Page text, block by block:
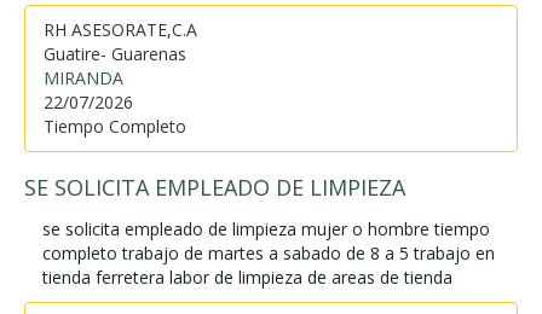
RH ASESORATE,C.A
Guatire- Guarenas
MIRANDA
22/07/2026
Tiempo Completo
SE SOLICITA EMPLEADO DE LIMPIEZA
se solicita empleado de limpieza mujer o hombre tiempo
completo trabajo de martes a sabado de 8 a 5 trabajo en
tienda ferretera labor de limpieza de areas de tienda